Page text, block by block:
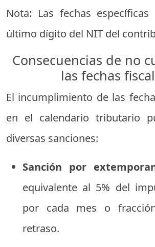
Nota: Las fechas específicas
último dígito del NIT del
Consecuencias de no
las fechas
El incumplimiento de las
en el calendario tributario
diversas sanciones:
Sanción por
equivalente al 5% del
por cada mes o
retraso.